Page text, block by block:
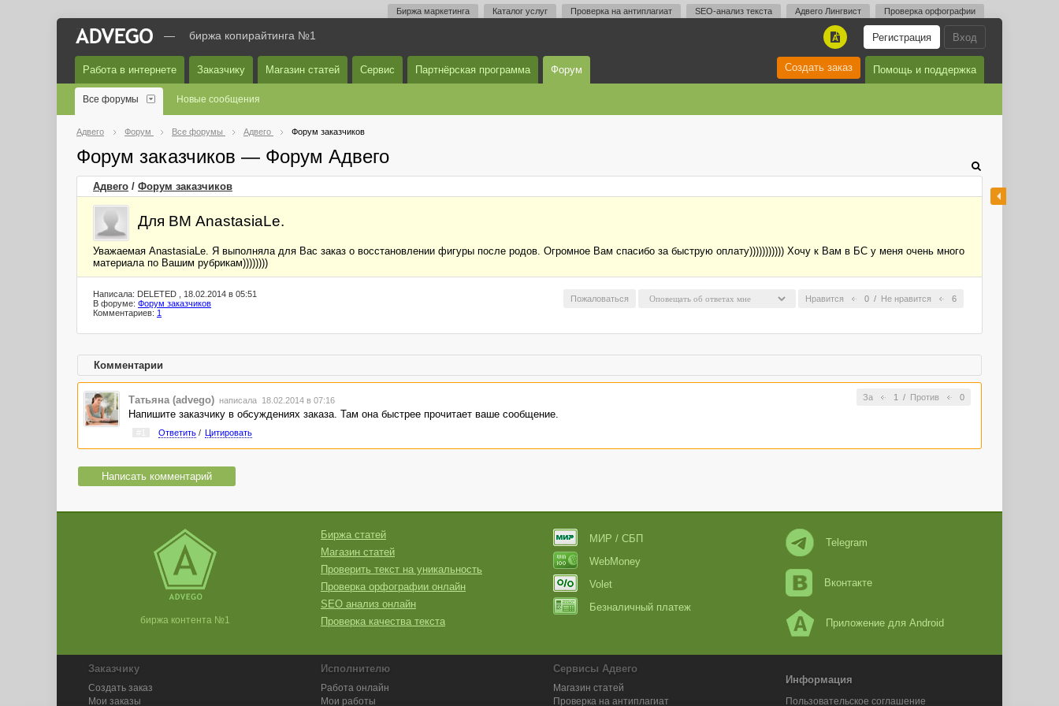
Биржа маркетинга Каталог услуг Проверка на антиплагиат SEO-анализ текста Адвего Лингвист Проверка орфографии
Вход
Регистрация
A
— биржа копирайтинга №1
Работа в интернете Заказчику Магазин статей Сервис Партнёрская программа Форум Помощь и поддержка
Создать заказ
Все форумы Новые сообщения
Адвего Форум Все форумы Адвего Форум заказчиков
Форум заказчиков — Форум Адвего
Адвего / Форум заказчиков
Для ВМ AnastasiaLe.
Уважаемая AnastasiaLe. Я выполняла для Вас заказ о восстановлении фигуры после родов. Огромное Вам спасибо за быструю оплату))))))))))) Хочу к Вам в БС у меня очень много
материала по Вашим рубрикам))))))))
Нравится 0 / Не нравится 6
Пожаловаться
Написала: DELETED , 18.02.2014 в 05:51
В форуме: Форум заказчиков
Комментариев: 1
Комментарии
За 1 / Против 0
Татьяна (advego) написала 18.02.2014 в 07:16
Напишите заказчику в обсуждениях заказа. Там она быстрее прочитает ваше сообщение.
Ответить/ Цитировать
Написать комментарий
биржа контента №1
Биржа статей
Магазин статей
Проверить текст на уникальность
Проверка орфографии онлайн
SEO анализ онлайн
Проверка качества текста
МИР / СБП
WebMoney
Volet
Безналичный платеж
Telegram
Вконтакте
Приложение для Android
Заказчику
Создать заказ
Мои заказы
Исполнителю
Работа онлайн
Мои работы
Сервисы Адвего
Магазин статей
Проверка на антиплагиат
Информация
Пользовательское соглашение